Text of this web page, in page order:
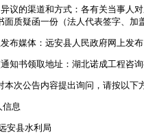
的渠道和方式：各有关当事人对
面质疑函一份（法人代表签字、加
媒体：远安县人民政府网上发布
书领取地址：湖北诺成工程咨询
次公告内容提出询问，请按以下方
息
县水利局